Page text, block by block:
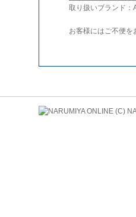
取り扱いブランド
お客様にはご不便を